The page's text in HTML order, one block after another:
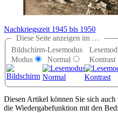
Nachkriegszeit 1945 bis 1950
Diese Seite anzeigen im …
Bildschirm-
Modus
Lesemodus
Normal
Kontrast
Diesen Artikel können Sie sich auch
die Wiedergabefunktion mit den